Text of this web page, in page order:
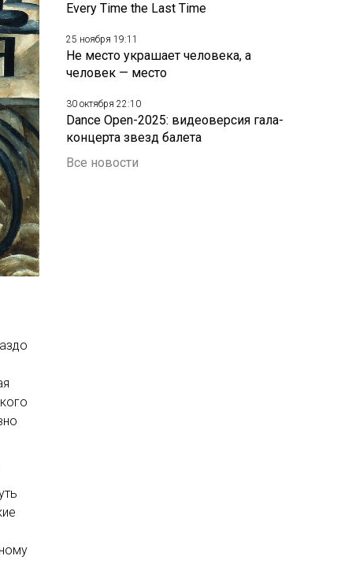
Every Time the Last Time
25 ноября 19:11
Не место украшает человека, а
человек — место
30 октября 22:10
Dance Open-2025: видеоверсия гала-
концерта звезд балета
Все новости